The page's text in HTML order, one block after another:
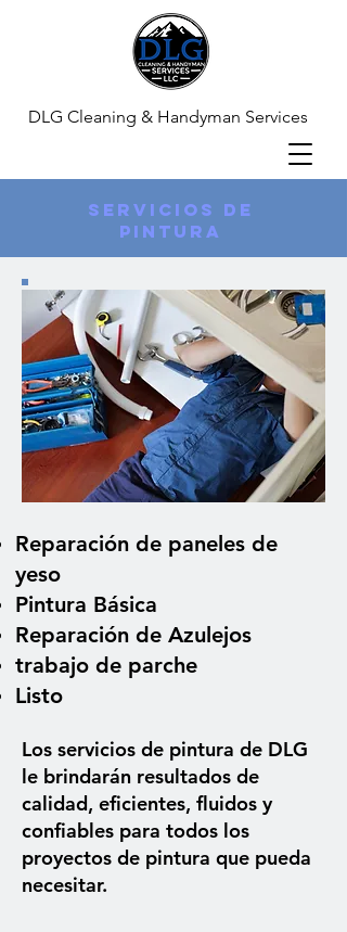
DLG Cleaning & Handyman Services
Servicios de
pintura
Reparación de paneles de
yeso
Pintura Básica
Reparación de Azulejos
trabajo de parche
Listo
Los servicios de pintura de DLG
le brindarán resultados de
calidad, eficientes, fluidos y
confiables para todos los
proyectos de pintura que pueda
necesitar.